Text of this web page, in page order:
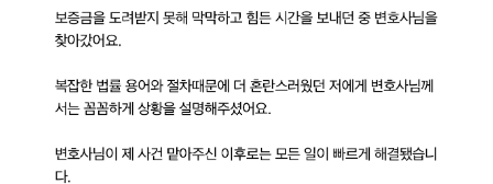
팀소개
오시는 길